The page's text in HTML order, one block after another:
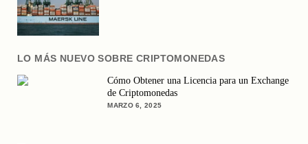
LO MÁS NUEVO SOBRE CRIPTOMONEDAS
Cómo Obtener una Licencia para un Exchange
de Criptomonedas
MARZO 6, 2025